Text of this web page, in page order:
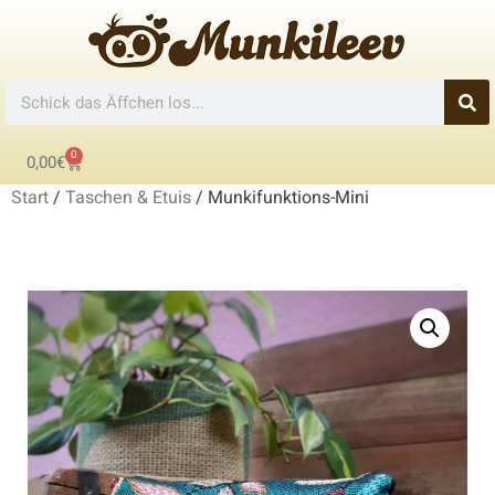
0,00€ 0
Start/ Taschen & Etuis/ Munkifunktions-Mini